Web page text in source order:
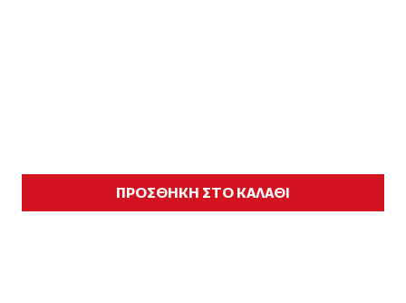
ΠΡΟΣΘΗΚΗ ΣΤΟ ΚΑΛΑΘΙ